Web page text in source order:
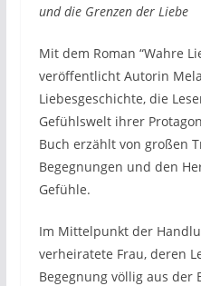
und die Grenzen der Liebe
Mit dem Roman “Wahre
veröffentlicht Autorin
Liebesgeschichte, die
Gefühlswelt ihrer
Buch erzählt von großen
Begegnungen und den
Gefühle.
Im Mittelpunkt der
verheiratete Frau, deren
Begegnung völlig aus der